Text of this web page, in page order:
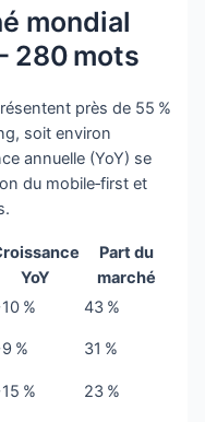
mondial
280 mots
près de 55 %
soit environ
annuelle (YoY) se
du mobile‑first et
YoY
Part du
marché
%
43 %
% 31 %
%
23 %